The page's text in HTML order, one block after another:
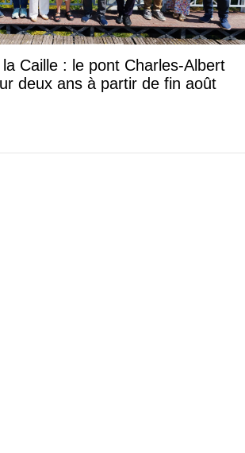
Caille : le pont Charles-Albert
deux ans à partir de fin août